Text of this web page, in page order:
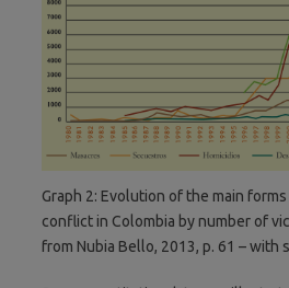
Graph 2: Evolution of the main
conflict in Colombia by number of
from Nubia Bello, 2013, p. 61 – with